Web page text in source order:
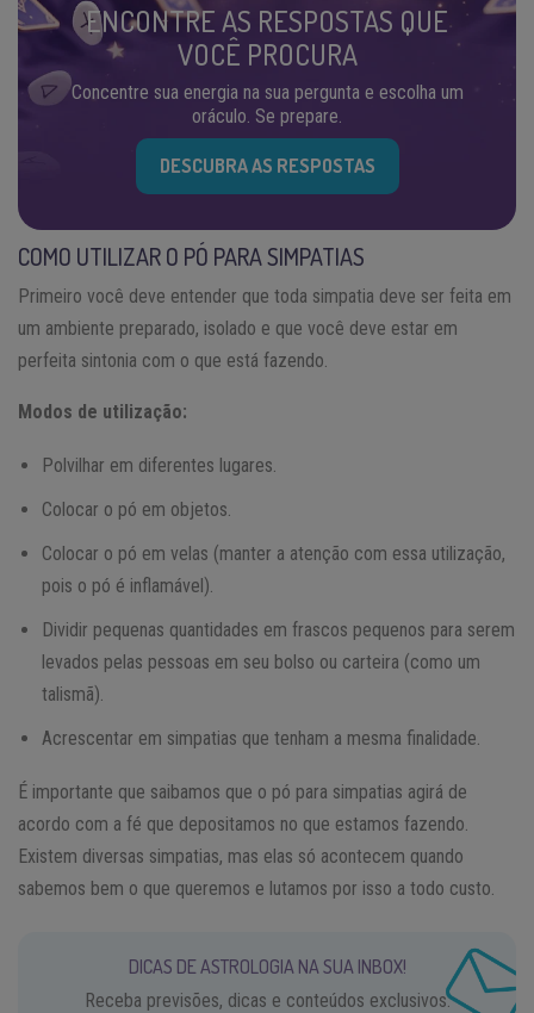
ENCONTRE AS RESPOSTAS QUE
VOCÊ PROCURA
Concentre sua energia na sua pergunta e escolha um
oráculo. Se prepare.
DESCUBRA AS RESPOSTAS
COMO UTILIZAR O PÓ PARA SIMPATIAS
Primeiro você deve entender que toda simpatia deve ser feita em
um ambiente preparado, isolado e que você deve estar em
perfeita sintonia com o que está fazendo.
Modos de utilização:
Polvilhar em diferentes lugares.
Colocar o pó em objetos.
Colocar o pó em velas (manter a atenção com essa utilização,
pois o pó é inflamável).
Dividir pequenas quantidades em frascos pequenos para serem
levados pelas pessoas em seu bolso ou carteira (como um
talismã).
Acrescentar em simpatias que tenham a mesma finalidade.
É importante que saibamos que o pó para simpatias agirá de
acordo com a fé que depositamos no que estamos fazendo.
Existem diversas simpatias, mas elas só acontecem quando
sabemos bem o que queremos e lutamos por isso a todo custo.
DICAS DE ASTROLOGIA NA SUA INBOX!
Receba previsões, dicas e conteúdos exclusivos.